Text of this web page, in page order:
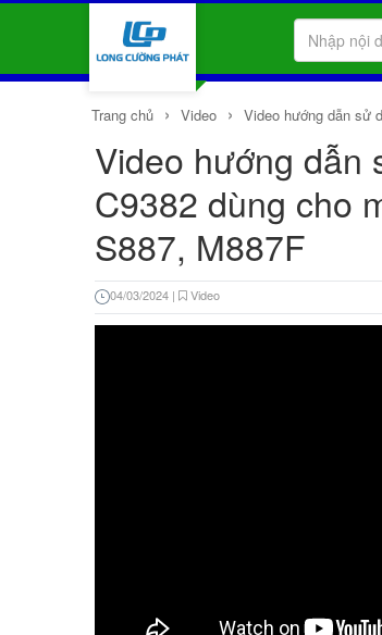
Trang chủ › Video › Video hướng dẫn sử
Video hướng dẫn
C9382 dùng cho
S887, M887F
04/03/2024| Video